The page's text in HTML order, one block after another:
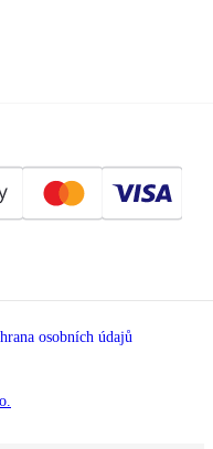
osobních údajů